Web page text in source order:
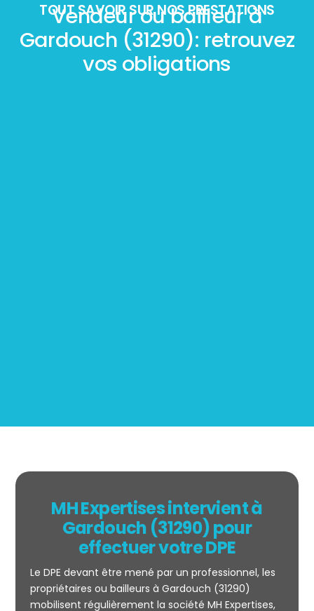
TOUT SAVOIR SUR NOS PRESTATIONS
Vendeur ou bailleur à
Gardouch (31290): retrouvez
vos obligations
MH Expertises intervient à
Gardouch (31290) pour
effectuer votre DPE
Le DPE devant être mené par un professionnel, les
propriétaires ou bailleurs à Gardouch (31290)
mobilisent régulièrement la société MH Expertises,